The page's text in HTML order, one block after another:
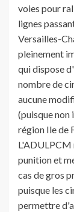
voies pour
lignes
Versailles-
pleinement
qui dispose
nombre de
aucune
(puisque non
région Ile de
L'ADULPCM
punition et
cas de gros
puisque les
permettre